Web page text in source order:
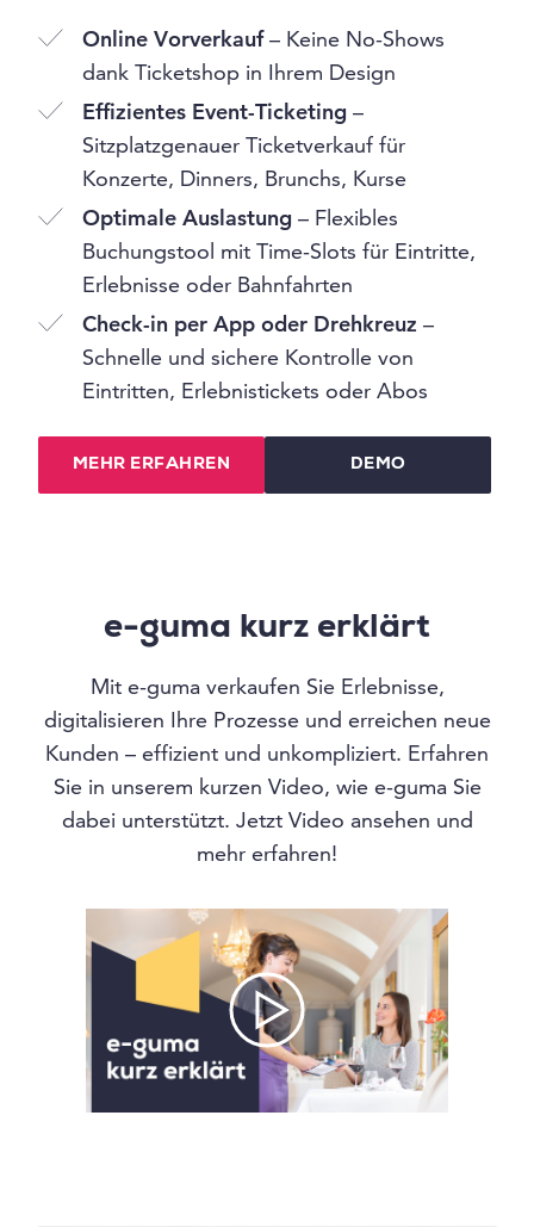
Online Vorverkauf– Keine No-Shows
dank Ticketshop in Ihrem Design
Effizientes Event-Ticketing –
Sitzplatzgenauer Ticketverkauf für
Konzerte, Dinners, Brunchs, Kurse
Optimale Auslastung – Flexibles
Buchungstool mit Time-Slots für Eintritte,
Erlebnisse oder Bahnfahrten
Check-in per App oder Drehkreuz –
Schnelle und sichere Kontrolle von
Eintritten, Erlebnistickets oder Abos
MEHR ERFAHREN DEMO
e-guma kurz erklärt
Mit e-guma verkaufen Sie Erlebnisse,
digitalisieren Ihre Prozesse und erreichen neue
Kunden – effizient und unkompliziert. Erfahren
Sie in unserem kurzen Video, wie e-guma Sie
dabei unterstützt. Jetzt Video ansehen und
mehr erfahren!